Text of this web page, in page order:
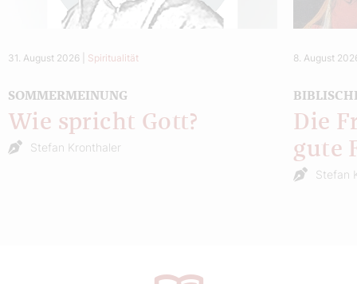
31. August 2026 Spiritualität
SOMMERMEINUNG
Wie spricht Gott?
Stefan Kronthaler
8. August
Die
gute
Stefan